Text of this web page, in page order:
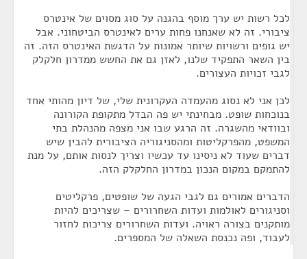
לכל רשות יש ערך מוסף בהגנה על סוג מסוים של אינטרס
ציבורי. זה לא שאנחנו פחות ערים לאינטרס הביטחוני. אבל
יש גופים ורשויות שיותר אמונות על הדגשת האינטרס הזה. זה
בין השאר התפקיד שלנו, לאזן גם את החשש ממדרון חלקלק
לגבי זכויות העצורים.
לכן אני לא נסוג מהעמדה העקרונית שלי, של דיון מהותי אחד
בנוכחות שופט. מבחינתי יש פה הבדל מתקופת הקורונה
ובוודאי מהשגרה. זה הרגע שבו אני מצפה מהנהלת בתי
המשפט, מהפרקליטות ומהסניגוריה הציבורית להבין שיש
דברים שעוד לא ניסינו עד עכשיו וצריך לנסות אותם, על מנת
להתמקם במקום הנכון במדרון החלקלק הזה.
הדברים אמורים גם לגבי הגעה של שופטים, פרקליטים
וסניגורים לאולמות ועדות השחרורים – שצריכים להיות
מותקנים בצורה ראויה. ועדות השחרורים צריכות לחזור
לעבוד, ופה נכנסת השאלה של המספרים.